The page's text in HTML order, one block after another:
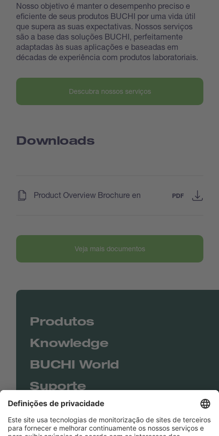
Nosso objetivo é manter o desempenho preciso e
eficiente de seus produtos BUCHI por uma vida útil
que supera as suas expectativas. Nossos serviços
são a base das soluções BUCHI, perfeitamente
adaptadas às suas aplicações e baseadas em
décadas de experiência com produtos laboratoriais.
Descubra nossos serviços
Downloads
Product Overview Brochure en PDF
Veja mais documentos
Produtos
Knowledge
BUCHI World
Suporte
Shop
Contact us